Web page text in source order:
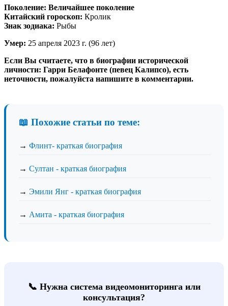
Поколение: Величайшее поколение
Китайский гороскоп: Кролик
Знак зодиака: Рыбы
Умер: 25 апреля 2023 г. (96 лет)
Если Вы считаете, что в биографии исторической
личности: Гарри Белафонте (певец Калипсо), есть
неточности, пожалуйста напишите в комментарии.
📖 Похожие статьи по теме:
→ Флинт- краткая биография
→ Султан - краткая биография
→ Эмили Янг - краткая биография
→ Амита - краткая биография
📞 Нужна система видеомониторинга или
консультация?